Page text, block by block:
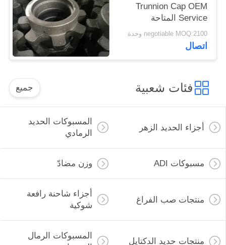
Trunnion Cap OEM
Service المتاحة
negotiable MOQ:2100 وحدة
اتصال
فئات شعبية جميع
أجزاء الحديد الزهر
المسبوكات الحديد
الرمادي
مسبوكات ADI وزن مضادّ
منتجات صب الفراغ
أجزاء شاحنة رافعة
شوكية
منتجات حديد الدكتايل
المسبوكات الرمال